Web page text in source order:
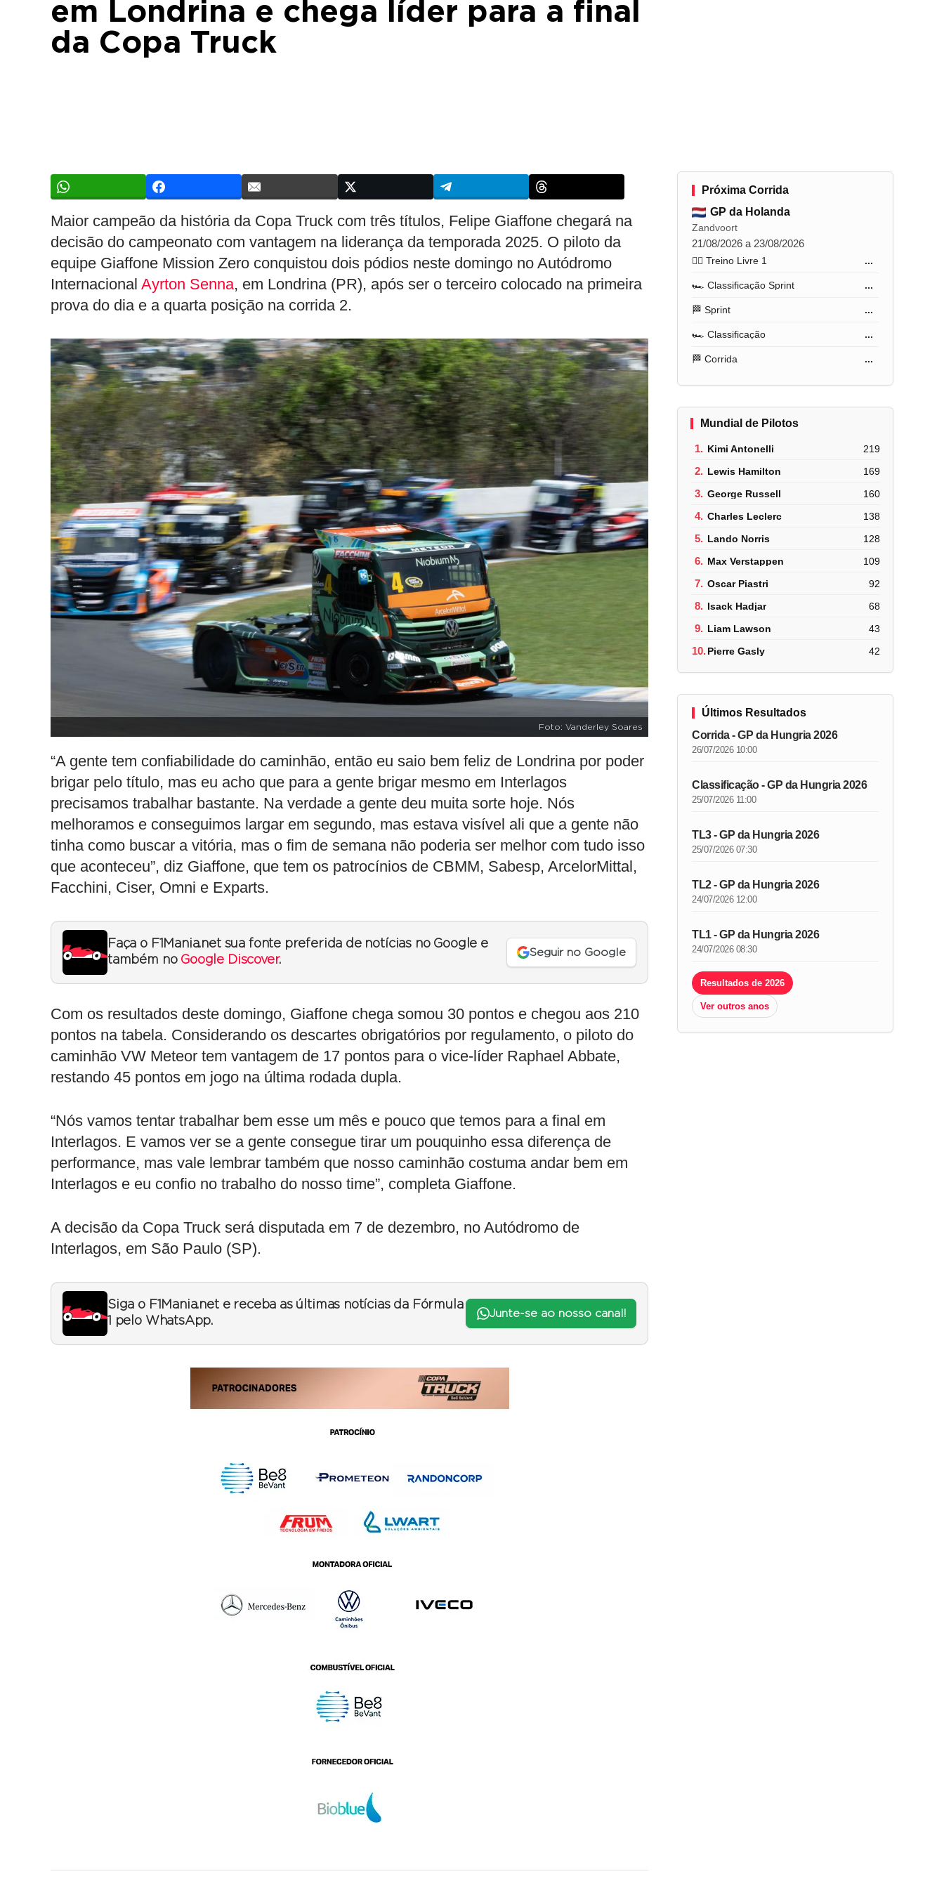
em Londrina e chega líder para a final
da Copa Truck
Maior campeão da história da Copa Truck com três títulos, Felipe Giaffone chegará na
decisão do campeonato com vantagem na liderança da temporada 2025. O piloto da
equipe Giaffone Mission Zero conquistou dois pódios neste domingo no Autódromo
Internacional Ayrton Senna, em Londrina (PR), após ser o terceiro colocado na primeira
prova do dia e a quarta posição na corrida 2.
Foto: Vanderley Soares
“A gente tem confiabilidade do caminhão, então eu saio bem feliz de Londrina por poder
brigar pelo título, mas eu acho que para a gente brigar mesmo em Interlagos
precisamos trabalhar bastante. Na verdade a gente deu muita sorte hoje. Nós
melhoramos e conseguimos largar em segundo, mas estava visível ali que a gente não
tinha como buscar a vitória, mas o fim de semana não poderia ser melhor com tudo isso
que aconteceu”, diz Giaffone, que tem os patrocínios de CBMM, Sabesp, ArcelorMittal,
Facchini, Ciser, Omni e Exparts.
Faça o F1Mania.net sua fonte preferida de notícias no Google e
também no Google Discover.
Seguir no Google
Com os resultados deste domingo, Giaffone chega somou 30 pontos e chegou aos 210
pontos na tabela. Considerando os descartes obrigatórios por regulamento, o piloto do
caminhão VW Meteor tem vantagem de 17 pontos para o vice-líder Raphael Abbate,
restando 45 pontos em jogo na última rodada dupla.
“Nós vamos tentar trabalhar bem esse um mês e pouco que temos para a final em
Interlagos. E vamos ver se a gente consegue tirar um pouquinho essa diferença de
performance, mas vale lembrar também que nosso caminhão costuma andar bem em
Interlagos e eu confio no trabalho do nosso time”, completa Giaffone.
A decisão da Copa Truck será disputada em 7 de dezembro, no Autódromo de
Interlagos, em São Paulo (SP).
Siga o F1Mania.net e receba as últimas notícias da Fórmula
1 pelo WhatsApp.
Junte-se ao nosso canal!
Próxima Corrida
GP da Holanda
Zandvoort
21/08/2026 a 23/08/2026
🏋️‍♂️ Treino Livre 1 ...
🏎️ Classificação Sprint ...
🏁 Sprint ...
🏎️ Classificação ...
🏁 Corrida ...
Mundial de Pilotos
1. Kimi Antonelli 219
2. Lewis Hamilton 169
3. George Russell 160
4. Charles Leclerc 138
5. Lando Norris 128
6. Max Verstappen 109
7. Oscar Piastri 92
8. Isack Hadjar 68
9. Liam Lawson 43
10.Pierre Gasly 42
Últimos Resultados
Corrida - GP da Hungria 2026
26/07/2026 10:00
Classificação - GP da Hungria 2026
25/07/2026 11:00
TL3 - GP da Hungria 2026
25/07/2026 07:30
TL2 - GP da Hungria 2026
24/07/2026 12:00
TL1 - GP da Hungria 2026
24/07/2026 08:30
Resultados de 2026
Ver outros anos